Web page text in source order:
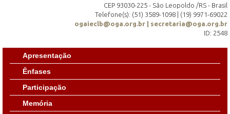
CEP 93030-225 - São Leopoldo /RS - Brasil
Telefone(s): (51) 3589-1098 | (19) 9971-69022
ogaieclb@oga.org.br | secretaria@oga.org.br
ID: 2548
Apresentação
Ênfases
Participação
Memória